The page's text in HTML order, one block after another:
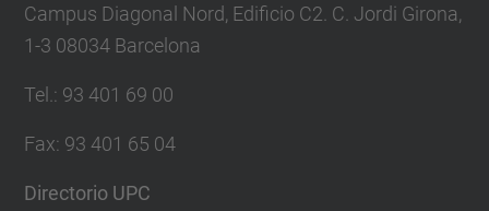
Campus Diagonal Nord, Edificio C2. C. Jordi Girona,
1-3 08034 Barcelona
Tel. : 93 401 69 00
Fax: 93 401 65 04
Directorio UPC